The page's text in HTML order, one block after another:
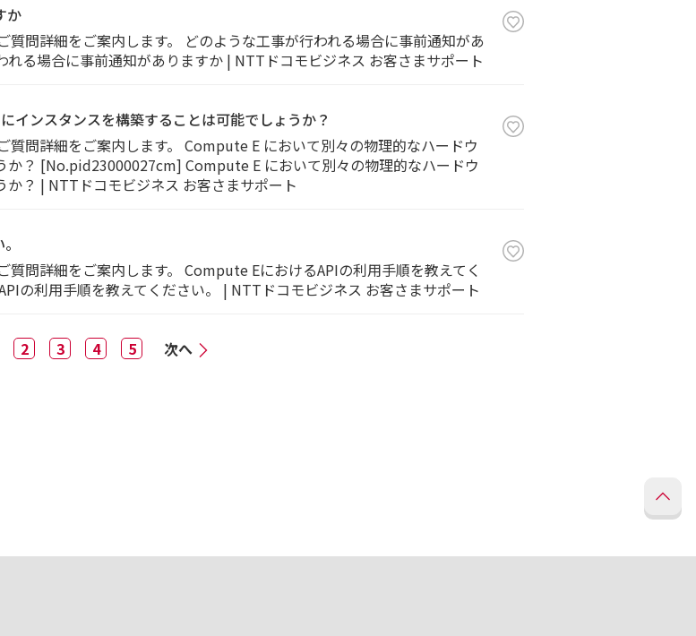
か
問詳細をご案内します。 どのような工事が行われる場合に事前通知があ
る場合に事前通知がありますか | NTTドコモビジネス お客さまサポート
インスタンスを構築することは可能でしょうか？
問詳細をご案内します。 Compute E において別々の物理的なハードウ
か？ [No.pid23000027cm] Compute E において別々の物理的なハードウ
？ | NTTドコモビジネス お客さまサポート
問詳細をご案内します。 Compute EにおけるAPIの利用手順を教えてく
の利用手順を教えてください。 | NTTドコモビジネス お客さまサポート
2 3 4 5 次へ